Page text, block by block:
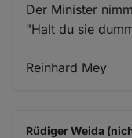
Der Minister
"Halt du sie
Reinhard Mey
Rüdiger Weida